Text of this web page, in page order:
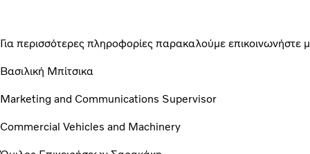
Για περισσότερες πληροφορίες παρακαλούμε επικοινωνήστε
Βασιλική Μπίτσικα
Marketing and Communications Supervisor
Commercial Vehicles and Machinery